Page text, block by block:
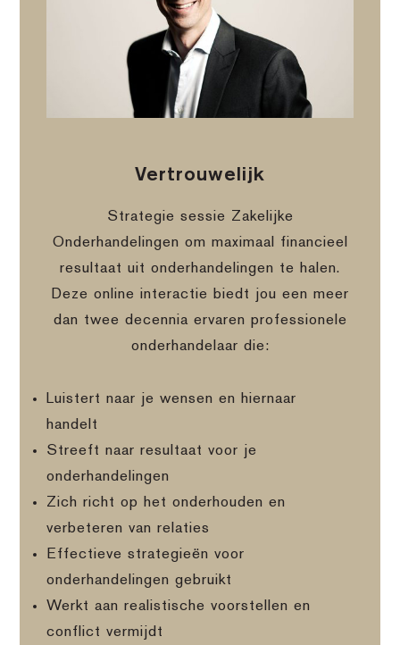
Vertrouwelijk
Strategie sessie Zakelijke
Onderhandelingen om maximaal financieel
resultaat uit onderhandelingen te halen.
Deze online interactie biedt jou een meer
dan twee decennia ervaren professionele
onderhandelaar die:
Luistert naar je wensen en hiernaar
handelt
Streeft naar resultaat voor je
onderhandelingen
Zich richt op het onderhouden en
verbeteren van relaties
Effectieve strategieën voor
onderhandelingen gebruikt
Werkt aan realistische voorstellen en
conflict vermijdt